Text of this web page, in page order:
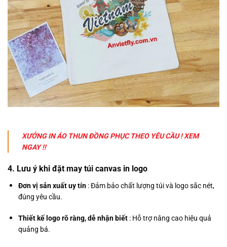
XƯỞNG IN ÁO THUN ĐỒNG PHỤC THEO YÊU CẦU ! XEM
NGAY !!
4. Lưu ý khi đặt may túi canvas in logo
Đơn vị sản xuất uy tín: Đảm bảo chất lượng túi và logo sắc nét,
đúng yêu cầu.
Thiết kế logo rõ ràng, dễ nhận biết: Hỗ trợ nâng cao hiệu quả
quảng bá.